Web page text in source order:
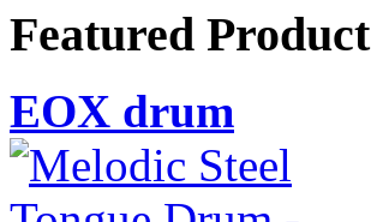
Featured Product
EOX drum